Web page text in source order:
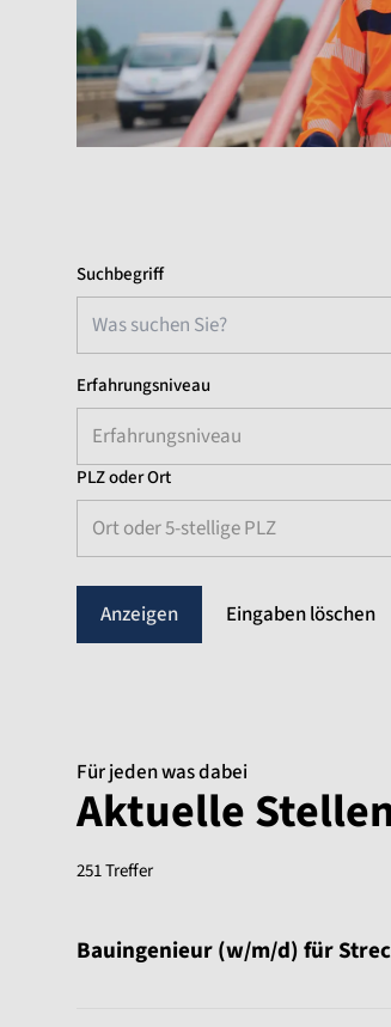
Suchbegriff
Erfahrungsniveau
Erfahrungsniveau
PLZ oder Ort
Ort oder 5-stellige PLZ
Eingaben löschen
Für jeden was dabei
Aktuelle
251 Treffer
Bauingenieur (w/m/d) für